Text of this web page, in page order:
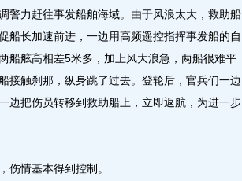
力赶往事发船舶海域。由于风浪太大，救助船
船长加速前进，一边用高频遥控指挥事发船的自
船舷高相差5米多，加上风大浪急，两船很难平
接触刹那，纵身跳了过去。登轮后，官兵们一边
边把伤员转移到救助船上，立即返航，为进一步
情基本得到控制。